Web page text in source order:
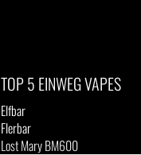
TOP 5 EINWEG VAPES
Elfbar
Flerbar
Lost Mary BM600